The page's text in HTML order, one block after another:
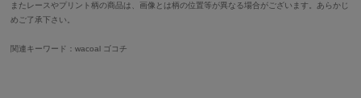
またレースやプリント柄の商品は、画像とは柄の位置等が異なる場合がございます。あらかじ
めご了承下さい。
関連キーワード：wacoal ゴコチ